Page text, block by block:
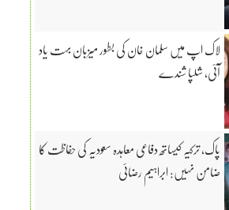
لاک اپ میں سلمان خان کی بطور میزبان بہت یاد
آئی، شلپا شندے
پاک، ترکیہ کیساتھ دفاعی معاہدہ سعودیہ کی حفاظت کا
ضامن نہیں: ابراہیم رضائی